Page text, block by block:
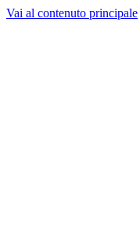
Vai al contenuto principale